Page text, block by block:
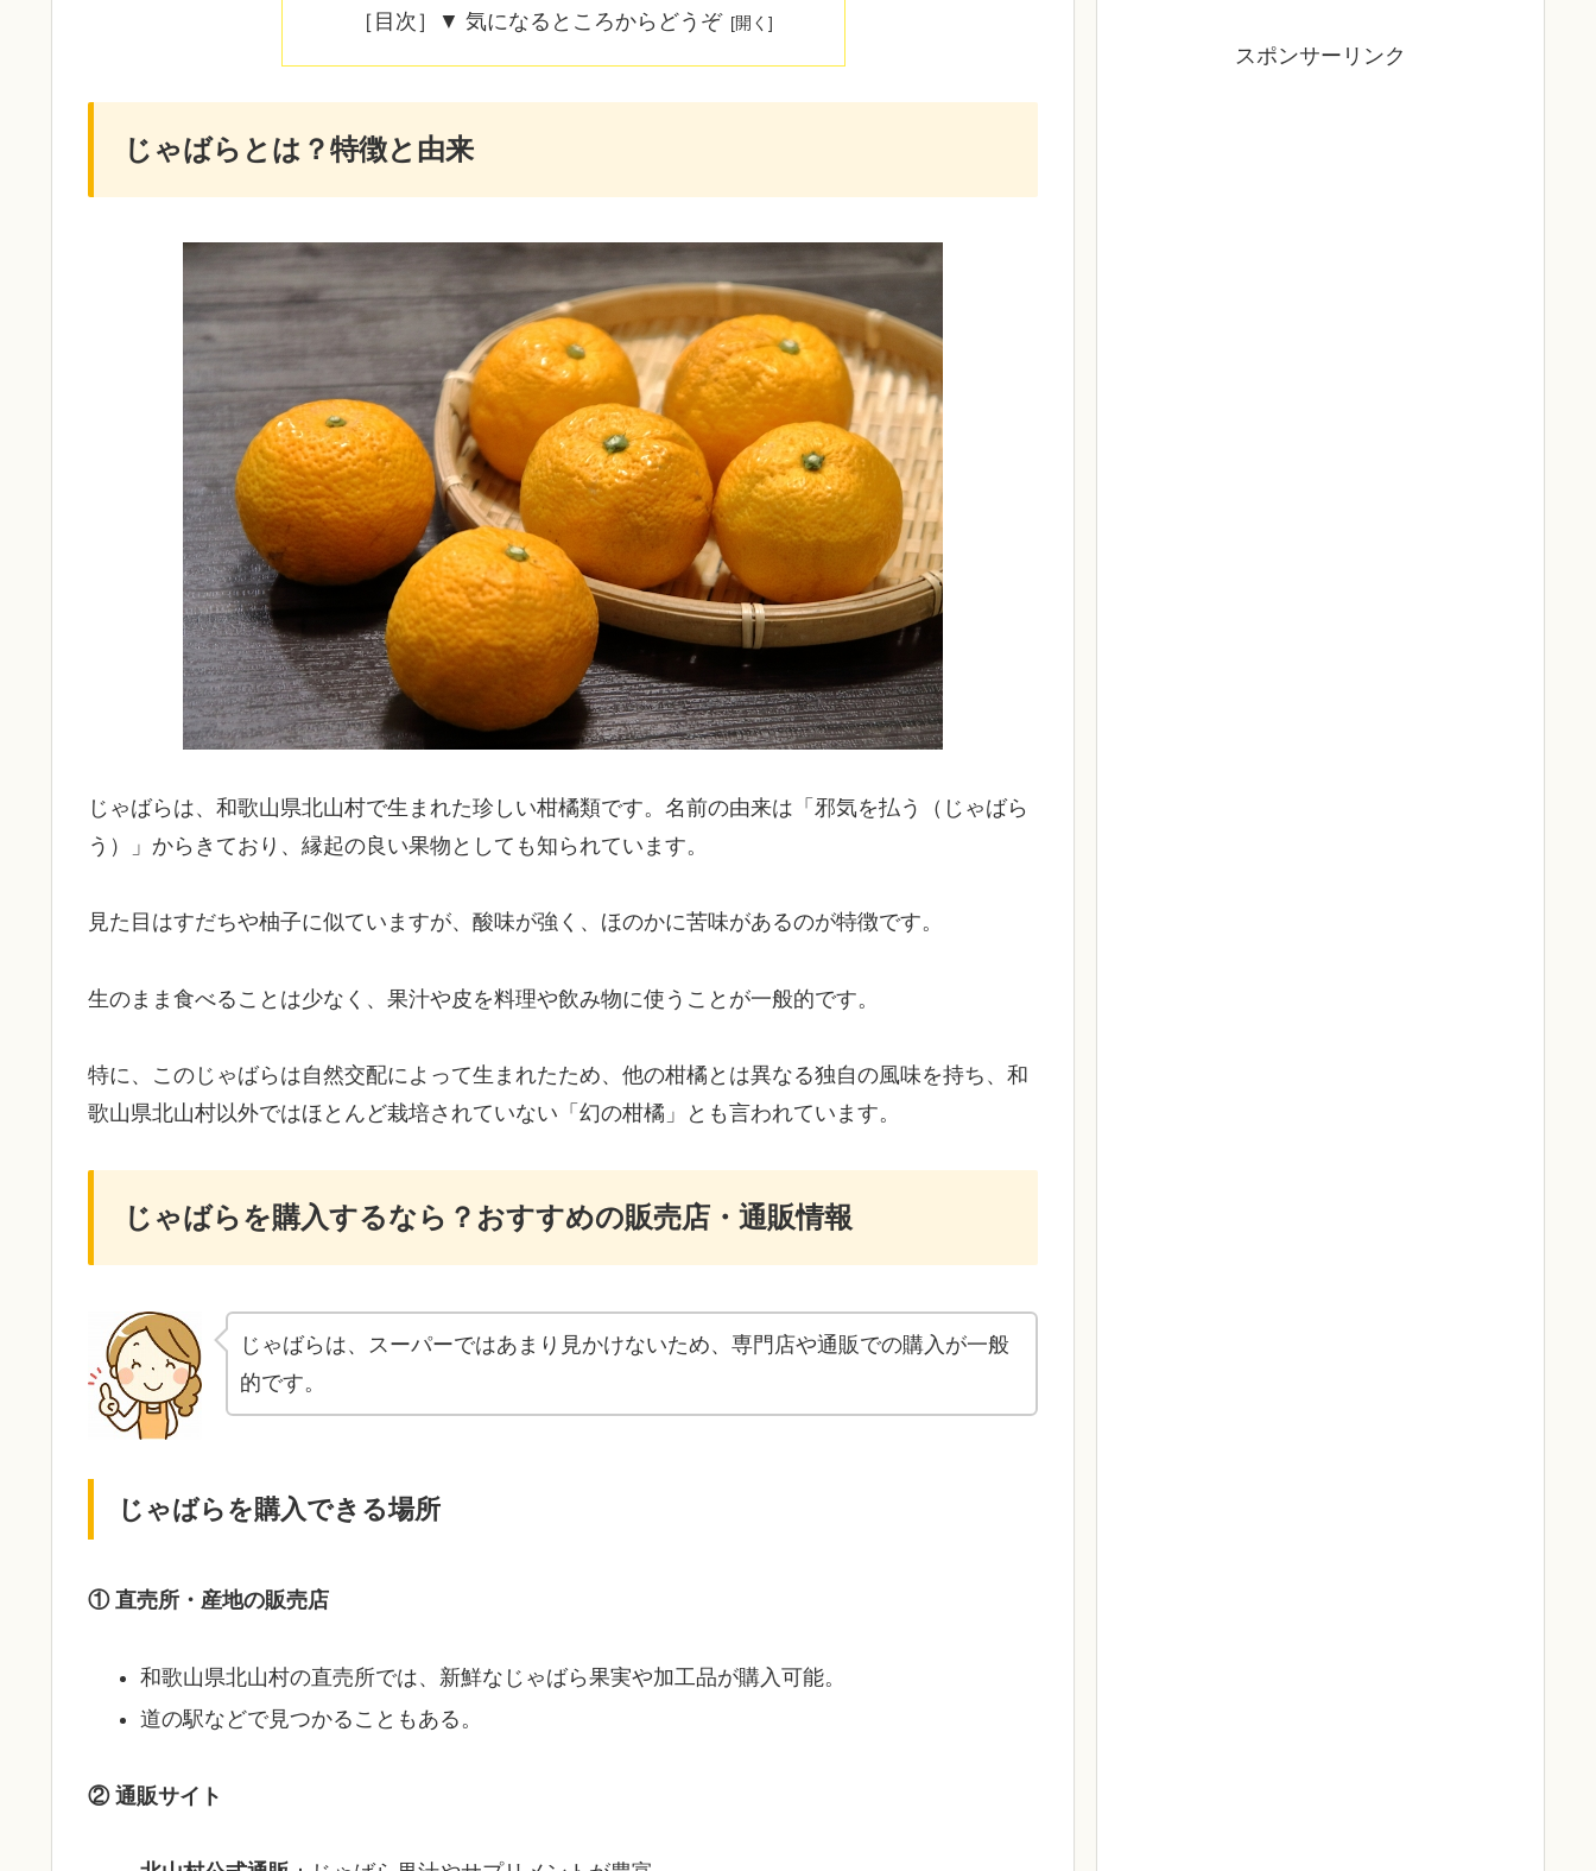
［目次］▼ 気になるところからどうぞ
じゃばらとは？特徴と由来
じゃばらは、和歌山県北山村で生まれた珍しい柑橘類です。名前の由来は「邪気を払う（じゃばら
う）」からきており、縁起の良い果物としても知られています。
見た目はすだちや柚子に似ていますが、酸味が強く、ほのかに苦味があるのが特徴です。
生のまま食べることは少なく、果汁や皮を料理や飲み物に使うことが一般的です。
特に、このじゃばらは自然交配によって生まれたため、他の柑橘とは異なる独自の風味を持ち、和
歌山県北山村以外ではほとんど栽培されていない「幻の柑橘」とも言われています。
じゃばらを購入するなら？おすすめの販売店・通販情報
じゃばらは、スーパーではあまり見かけないため、専門店や通販での購入が一般
的です。
じゃばらを購入できる場所
① 直売所・産地の販売店
和歌山県北山村の直売所では、新鮮なじゃばら果実や加工品が購入可能。
道の駅などで見つかることもある。
② 通販サイト
スポンサーリンク